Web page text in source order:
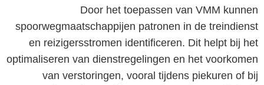
Door het toepassen van VMM kunnen
spoorwegmaatschappijen patronen in de treindienst
en reizigersstromen identificeren. Dit helpt bij het
optimaliseren van dienstregelingen en het voorkomen
van verstoringen, vooral tijdens piekuren of bij